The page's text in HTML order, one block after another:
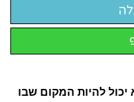
להיות המקום שבו